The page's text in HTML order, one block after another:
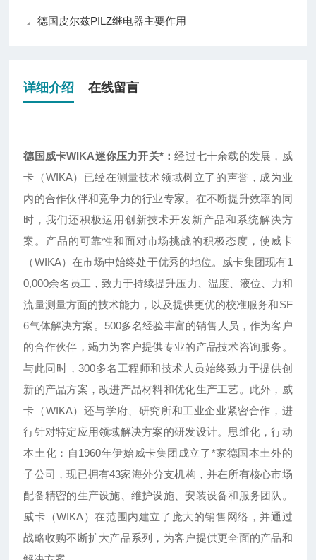
德国皮尔兹PILZ继电器主要作用
详细介绍 在线留言
德国威卡WIKA迷你压力开关*：经过七十余载的发展，威
卡（WIKA）已经在测量技术领域树立了的声誉，成为业
内的合作伙伴和竞争力的行业专家。在不断提升效率的同
时，我们还积极运用创新技术开发新产品和系统解决方
案。产品的可靠性和面对市场挑战的积极态度，使威卡
（WIKA）在市场中始终处于优秀的地位。威卡集团现有1
0,000余名员工，致力于持续提升压力、温度、液位、力和
流量测量方面的技术能力，以及提供更优的校准服务和SF
6气体解决方案。500多名经验丰富的销售人员，作为客户
的合作伙伴，竭力为客户提供专业的产品技术咨询服务。
与此同时，300多名工程师和技术人员始终致力于提供创
新的产品方案，改进产品材料和优化生产工艺。此外，威
卡（WIKA）还与学府、研究所和工业企业紧密合作，进
行针对特定应用领域解决方案的研发设计。思维化，行动
本土化：自1960年伊始威卡集团成立了*家德国本土外的
子公司，现已拥有43家海外分支机构，并在所有核心市场
配备精密的生产设施、维护设施、安装设备和服务团队。
威卡（WIKA）在范围内建立了庞大的销售网络，并通过
战略收购不断扩大产品系列，为客户提供更全面的产品和